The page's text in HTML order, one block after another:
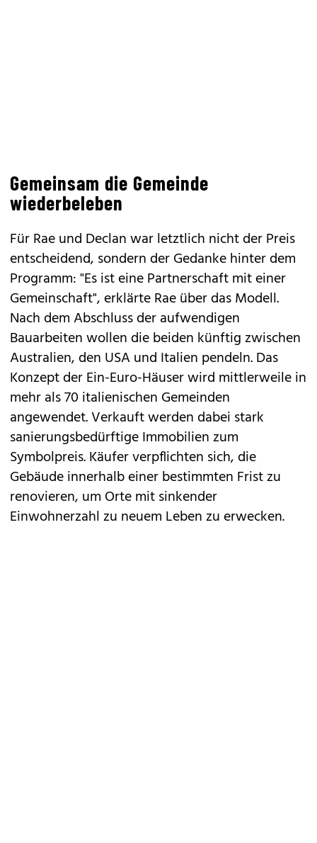
Gemeinsam die Gemeinde
wiederbeleben
Für Rae und Declan war letztlich nicht der Preis
entscheidend, sondern der Gedanke hinter dem
Programm: "Es ist eine Partnerschaft mit einer
Gemeinschaft", erklärte Rae über das Modell.
Nach dem Abschluss der aufwendigen
Bauarbeiten wollen die beiden künftig zwischen
Australien, den USA und Italien pendeln. Das
Konzept der Ein-Euro-Häuser wird mittlerweile in
mehr als 70 italienischen Gemeinden
angewendet. Verkauft werden dabei stark
sanierungsbedürftige Immobilien zum
Symbolpreis. Käufer verpflichten sich, die
Gebäude innerhalb einer bestimmten Frist zu
renovieren, um Orte mit sinkender
Einwohnerzahl zu neuem Leben zu erwecken.